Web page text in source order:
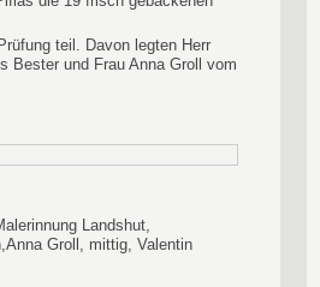
teil. Davon legten Herr
Bester und Frau Anna Groll vom
Landshut,
Groll, mittig, Valentin